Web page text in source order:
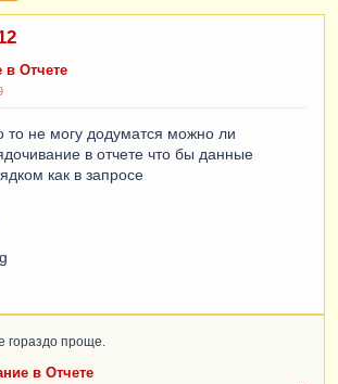
в Отчете
то не могу додуматся можно ли
в отчете что бы данные
как в запросе
гораздо проще.
в Отчете